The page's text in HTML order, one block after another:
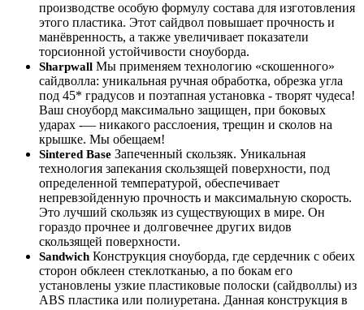
производстве особую формулу состава для изготовления
этого пластика. Этот сайдвол повышает прочность и
манёвренность, а также увеличивает показатели
торсионной устойчивости сноуборда.
Sharpwall Мы применяем технологию «скошенного»
сайдволла: уникальная ручная обработка, обрезка угла
под 45* градусов и поэтапная установка - творят чудеса!
Ваш сноуборд максимально защищен, при боковых
ударах -— никакого расслоения, трещин и сколов на
крышке. Мы обещаем!
Sintered Base Запеченный скользяк. Уникальная
технология запекания скользящей поверхности, под
определенной температурой, обеспечивает
непревзойденную прочность и максимальную скорость.
Это лучший скользяк из существующих в мире. Он
гораздо прочнее и долговечнее других видов
скользящей поверхности.
Sandwich Конструкция сноуборда, где сердечник с обеих
сторон обклеен стеклотканью, а по бокам его
установлены узкие пластиковые полоски (сайдволлы) из
ABS пластика или полиуретана. Данная конструкция в